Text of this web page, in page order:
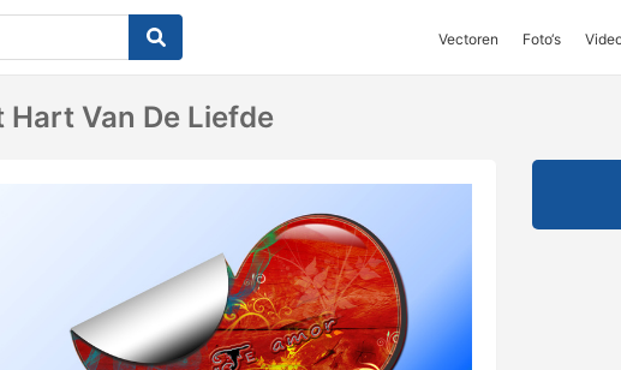
Vectoren Foto‘s
Hart Van De Liefde